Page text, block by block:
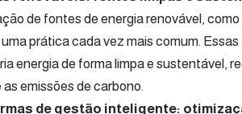
de fontes de energia renovável,
prática cada vez mais comum.
energia de forma limpa e sustentável,
as emissões de carbono.
de gestão inteligente: